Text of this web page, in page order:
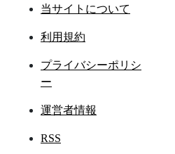
当サイトについて
利用規約
プライバシーポリシ
ー
運営者情報
RSS